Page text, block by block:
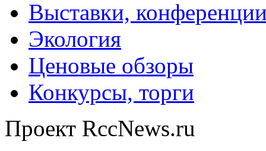
Выставки,
Экология
Ценовые обзоры
Конкурсы, торги
Проект RccNews.ru